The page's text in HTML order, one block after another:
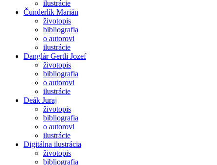
ilustrácie
Čunderlík Marián
životopis
bibliografia
o autorovi
ilustrácie
Danglár Gertli Jozef
životopis
bibliografia
o autorovi
ilustrácie
Deák Juraj
životopis
bibliografia
o autorovi
ilustrácie
Digitálna ilustrácia
životopis
bibliografia